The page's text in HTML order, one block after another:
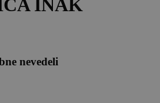
INAK
nevedeli